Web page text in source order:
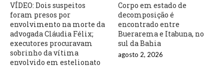
VÍDEO: Dois suspeitos
foram presos por
envolvimento na morte da
advogada Cláudia Félix;
executores procuravam
sobrinho da vítima
envolvido em estelionato
Corpo em estado de
decomposição é
encontrado entre
Buerarema e Itabuna, no
sul da Bahia
agosto 2, 2026